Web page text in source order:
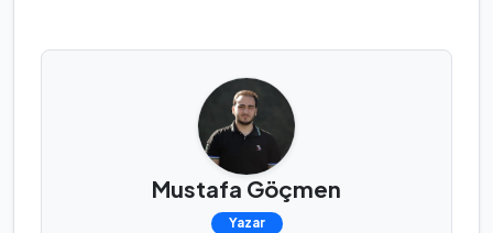
Mustafa Göçmen
Yazar